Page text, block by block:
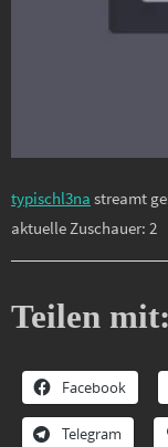
typischl3na streamt
aktuelle Zuschauer: 2
Teilen mit:
Facebook
Telegram